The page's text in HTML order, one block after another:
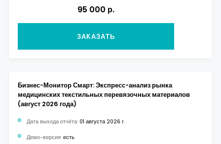
95 000 р.
ЗАКАЗАТЬ
Бизнес-Монитор Смарт: Экспресс-анализ рынка
медицинских текстильных перевязочных материалов
(август 2026 года)
Дата выхода отчёта: 01 августа 2026 г.
Демо-версия: есть